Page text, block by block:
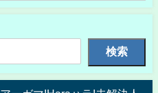
検索